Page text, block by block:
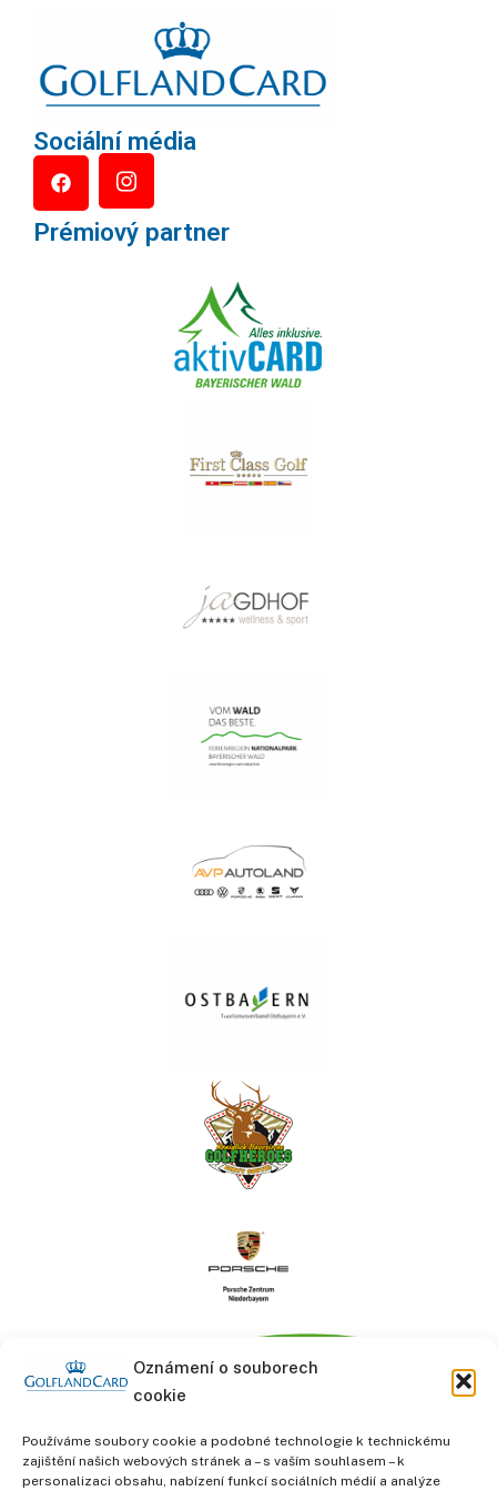
Oznámení o souborech
cookie
Používáme soubory cookie a podobné technologie k technickému
zajištění našich webových stránek a – s vaším souhlasem – k
personalizaci obsahu, nabízení funkcí sociálních médií a analýze
Sociální média
Prémiový partner